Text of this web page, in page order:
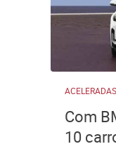
ACELERADAS
Com
10